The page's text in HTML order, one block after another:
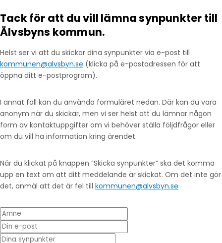
Tack för att du vill lämna synpunkter till
Älvsbyns kommun.
Helst ser vi att du skickar dina synpunkter via e-post till
kommunen@alvsbyn.se (klicka på e-postadressen för att
öppna ditt e-postprogram).
I annat fall kan du använda formuläret nedan. Där kan du vara
anonym när du skickar, men vi ser helst att du lämnar någon
form av kontaktuppgifter om vi behöver ställa följdfrågor eller
om du vill ha information kring ärendet.
När du klickat på knappen ”Skicka synpunkter” ska det komma
upp en text om att ditt meddelande är skickat. Om det inte gör
det, anmäl att det är fel till kommunen@alvsbyn.se
Ämne
Din e-post
* Dina synpunkter